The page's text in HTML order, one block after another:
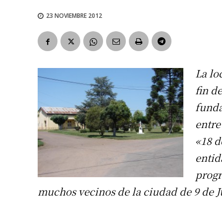
23 NOVIEMBRE 2012
La
fin
«18
muchos vecinos de la ciudad de 9 de